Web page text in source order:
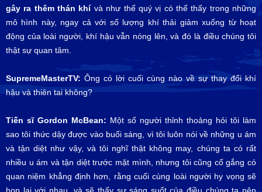
gây ra thêm thán khí và như thế quý vị có thể thấy trong những
mô hình này, ngay cả với số lượng khí thải giảm xuống từ hoạt
động của loài người, khí hậu vẫn nóng lên, và đó là điều chúng tôi
thật sự quan tâm.
SupremeMasterTV: Ông có lời cuối cùng nào về sự thay đổi khí
hậu và thiên tai không?
Tiến sĩ Gordon McBean: Một số người thỉnh thoảng hỏi tôi làm
sao tôi thức dậy được vào buổi sáng, vì tôi luôn nói về những u ám
và tận diệt như vậy, và tôi nghĩ thật không may, chúng ta có rất
nhiều u ám và tận diệt trước mặt mình, nhưng tôi cũng cố gắng có
quan niệm khẳng định hơn, rằng cuối cùng loài người hy vọng sẽ